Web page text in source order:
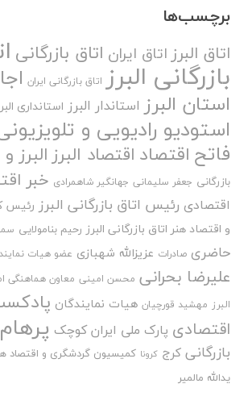
برچسب‌ها
اتاق البرز اتاق ایران اتاق بازرگانی
بازرگانی البرز اتاق بازرگانی ایران
استان البرز استاندار البرز استانداری
استودیو رادیویی و
فاتح اقتصاد اقتصاد البرزالبرز
بازرگانی جعفر سلیمانی جهانگیر شاهمرادی خبر
اقتصادی رئیس اتاق بازرگانی البرز رئیس
و اقتصاد هنر اتاق بازرگانی البرز رحیم بنامولایی
حاضری صادرات عزیزالله شهبازی عضو هیات
علیرضا بحرانی محسن امینی معاون هماهنگی
البرز مهشید قورچیان هیات نمایندگان
اقتصادی پارک ملی ایران کوچک
بازرگانی کرج کرونا کمیسیون گردشگری و اقتصاد
یدالله مالمیر